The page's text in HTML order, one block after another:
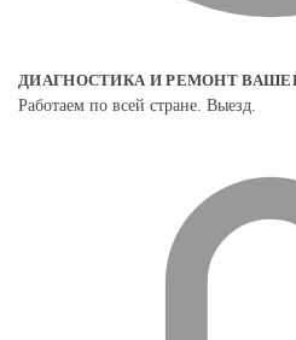
ДИАГНОСТИКА И РЕМОНТ
Работаем по всей стране. Выезд.